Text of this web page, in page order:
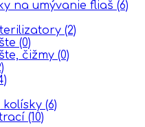
na umývanie fliaš (6)
(2)
(0)
čižmy (0)
kolísky (6)
(10)